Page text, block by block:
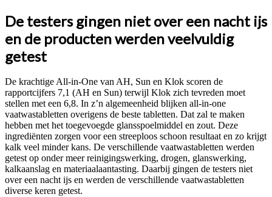
De testers gingen niet over een nacht ijs
en de producten werden veelvuldig
getest
De krachtige All-in-One van AH, Sun en Klok scoren de
rapportcijfers 7,1 (AH en Sun) terwijl Klok zich tevreden moet
stellen met een 6,8. In z’n algemeenheid blijken all-in-one
vaatwastabletten overigens de beste tabletten. Dat zal te maken
hebben met het toegevoegde glansspoelmiddel en zout. Deze
ingrediënten zorgen voor een streeploos schoon resultaat en zo krijgt
kalk veel minder kans. De verschillende vaatwastabletten werden
getest op onder meer reinigingswerking, drogen, glanswerking,
kalkaanslag en materiaalaantasting. Daarbij gingen de testers niet
over een nacht ijs en werden de verschillende vaatwastabletten
diverse keren getest.